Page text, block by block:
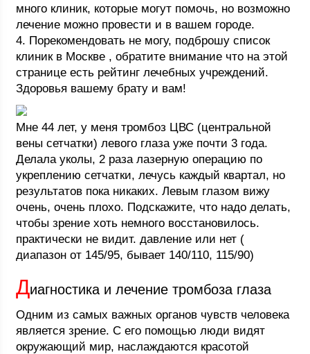
много клиник, которые могут помочь, но возможно
лечение можно провести и в вашем городе.
4. Порекомендовать не могу, подброшу список
клиник в Москве , обратите внимание что на этой
странице есть рейтинг лечебных учреждений.
Здоровья вашему брату и вам!
Мне 44 лет, у меня тромбоз ЦВС (центральной
вены сетчатки) левого глаза уже почти 3 года.
Делала уколы, 2 раза лазерную операцию по
укреплению сетчатки, лечусь каждый квартал, но
результатов пока никаких. Левым глазом вижу
очень, очень плохо. Подскажите, что надо делать,
чтобы зрение хоть немного восстановилось.
практически не видит. давление или нет (
диапазон от 145/95, бывает 140/110, 115/90)
Диагностика и лечение тромбоза глаза
Одним из самых важных органов чувств человека
является зрение. С его помощью люди видят
окружающий мир, наслаждаются красотой